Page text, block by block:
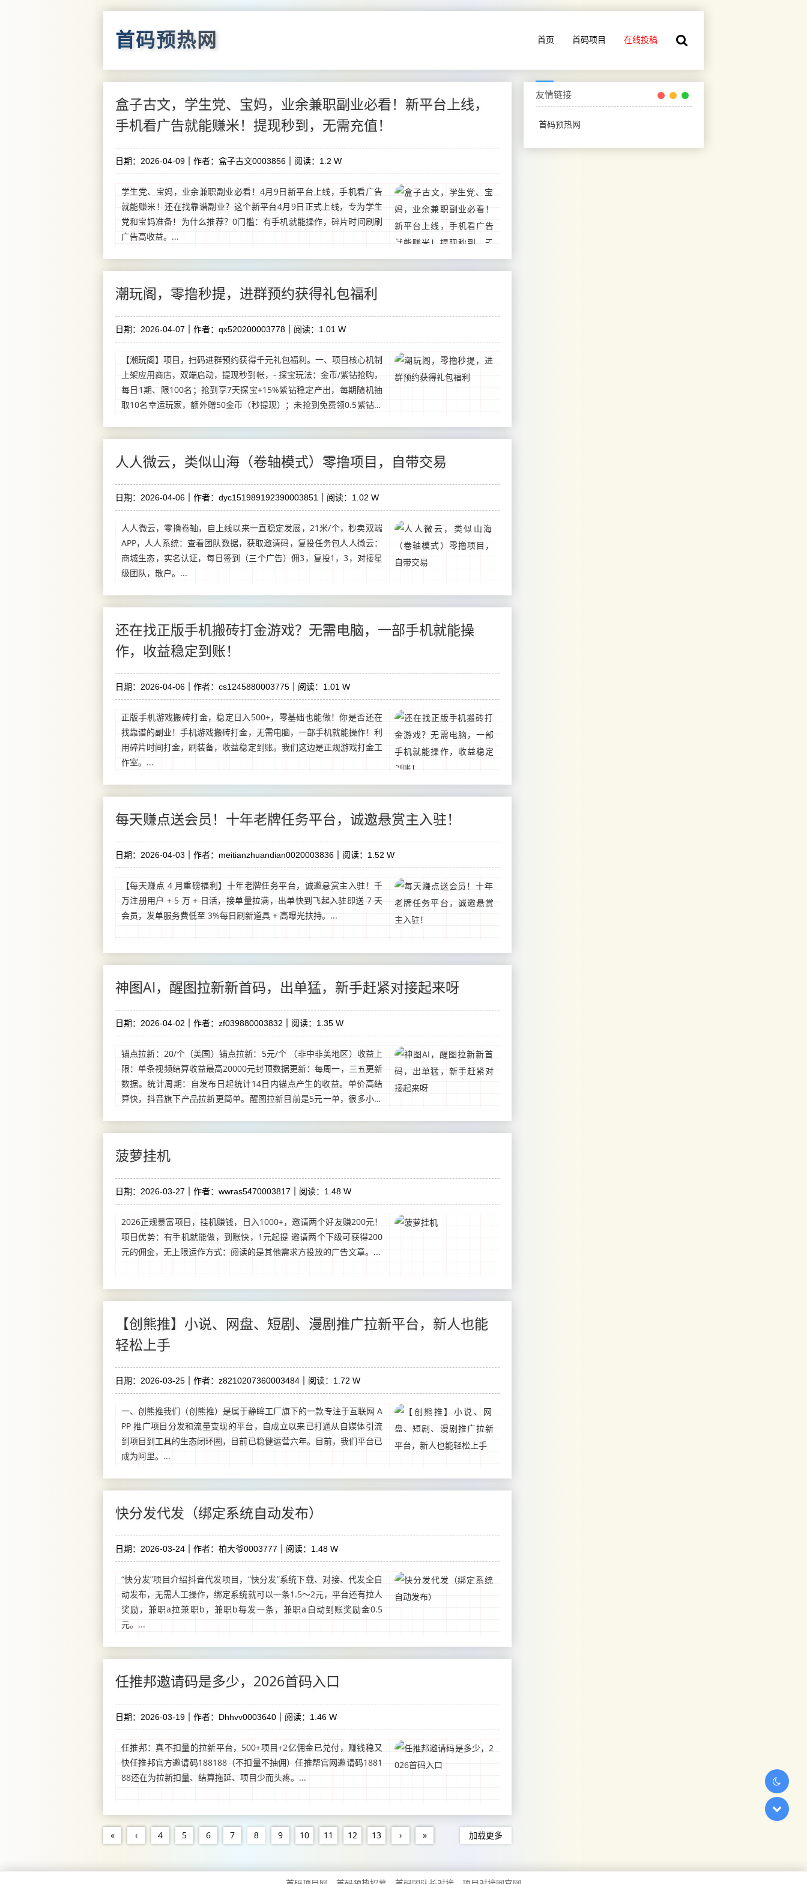
首码预热网 首页 首码项目 在线投稿
盒子古文，学生党、宝妈，业余兼职副业必看！新平台上线，
手机看广告就能赚米！提现秒到，无需充值！
日期：2026-04-09 作者：盒子古文0003856 阅读：1.2 W
学生党、宝妈，业余兼职副业必看！4月9日新平台上线，手机看广告
就能赚米！还在找靠谱副业？这个新平台4月9日正式上线，专为学生
党和宝妈准备！为什么推荐？0门槛：有手机就能操作，碎片时间刷刷
广告高收益。...
潮玩阁，零撸秒提，进群预约获得礼包福利
日期：2026-04-07 作者：qx520200003778 阅读：1.01 W
【潮玩阁】项目，扫码进群预约获得千元礼包福利。一、项目核心机制
上架应用商店，双端启动，提现秒到帐，- 探宝玩法：金币/紫钻抢购，
每日1期、限100名；抢到享7天探宝+15%紫钻稳定产出，每期随机抽
取10名幸运玩家，额外赠50金币（秒提现）；未抢到免费领0.5紫钻，
人人微云，类似山海（卷轴模式）零撸项目，自带交易
日期：2026-04-06 作者：dyc151989192390003851 阅读：1.02 W
人人微云，零撸卷轴，自上线以来一直稳定发展，21米/个，秒卖双端
APP，人人系统：查看团队数据，获取邀请码，复投任务包人人微云：
商城生态，实名认证，每日签到（三个广告）佣3，复投1，3，对接星
级团队，散户。...
还在找正版手机搬砖打金游戏？无需电脑，一部手机就能操
作，收益稳定到账！
日期：2026-04-06 作者：cs1245880003775 阅读：1.01 W
正版手机游戏搬砖打金，稳定日入500+，零基础也能做！你是否还在
找靠谱的副业！手机游戏搬砖打金，无需电脑，一部手机就能操作！利
用碎片时间打金，刷装备，收益稳定到账。我们这边是正规游戏打金工
作室。...
每天赚点送会员！十年老牌任务平台，诚邀悬赏主入驻！
日期：2026-04-03 作者：meitianzhuandian0020003836 阅读：1.52 W
【每天赚点 4 月重磅福利】十年老牌任务平台，诚邀悬赏主入驻！千
万注册用户 + 5 万 + 日活，接单量拉满，出单快到飞起入驻即送 7 天
会员，发单服务费低至 3%每日刷新道具 + 高曝光扶持。...
神图AI，醒图拉新新首码，出单猛，新手赶紧对接起来呀
日期：2026-04-02 作者：zf039880003832 阅读：1.35 W
锚点拉新：20/个（美国）锚点拉新：5元/个 （非中非美地区）收益上
限：单条视频结算收益最高20000元封顶数据更新：每周一，三五更新
数据。统计周期：自发布日起统计14日内锚点产生的收益。单价高结
算快，抖音旗下产品拉新更简单。醒图拉新目前是5元一单，很多小伙
菠萝挂机
日期：2026-03-27 作者：wwras5470003817 阅读：1.48 W
2026正规暴富项目，挂机赚钱，日入1000+，邀请两个好友赚200元！
项目优势：有手机就能做，到账快，1元起提 邀请两个下级可获得200
元的佣金，无上限运作方式：阅读的是其他需求方投放的广告文章。...
【创熊推】小说、网盘、短剧、漫剧推广拉新平台，新人也能
轻松上手
日期：2026-03-25 作者：z8210207360003484 阅读：1.72 W
一、创熊推我们（创熊推）是属于静眸工厂旗下的一款专注于互联网 A
PP 推广项目分发和流量变现的平台，自成立以来已打通从自媒体引流
到项目到工具的生态闭环圈，目前已稳健运营六年。目前，我们平台已
成为阿里。...
快分发代发（绑定系统自动发布）
日期：2026-03-24 作者：柏大爷0003777 阅读：1.48 W
“快分发”项目介绍抖音代发项目，“快分发”系统下载、对接、代发全自
动发布，无需人工操作，绑定系统就可以一条1.5～2元，平台还有拉人
奖励，兼职a拉兼职b，兼职b每发一条，兼职a自动到账奖励金0.5
元。...
任推邦邀请码是多少，2026首码入口
日期：2026-03-19 作者：Dhhvv0003640 阅读：1.46 W
任推邦：真不扣量的拉新平台，500+项目+2亿佣金已兑付，赚钱稳又
快任推邦官方邀请码188188（不扣量不抽佣）任推帮官网邀请码1881
88还在为拉新扣量、结算拖延、项目少而头疼。...
« ‹ 4 5 6 7 8 9 10 11 12 13 › » 加载更多
友情链接
首码预热网